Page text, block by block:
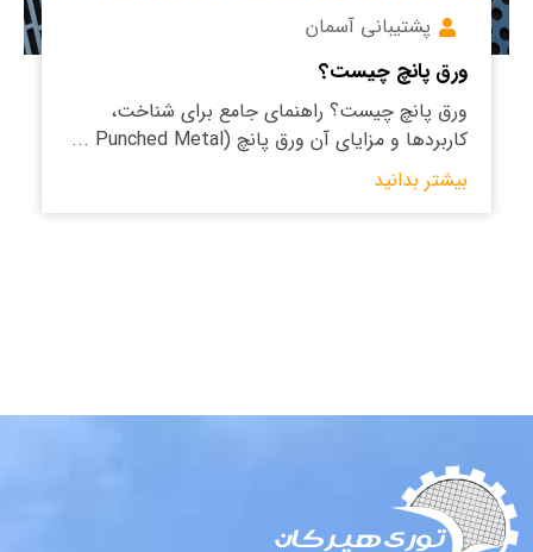
پشتیبانی آسمان
ورق پانچ چیست؟
ورق پانچ چیست؟ راهنمای جامع برای شناخت،
کاربردها و مزایای آن ورق پانچ (Punched Metal ...
بیشتر بدانید